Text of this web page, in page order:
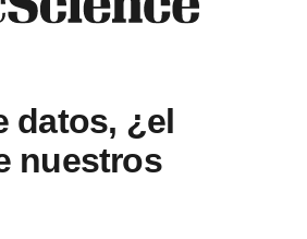
datos, ¿el
nuestros